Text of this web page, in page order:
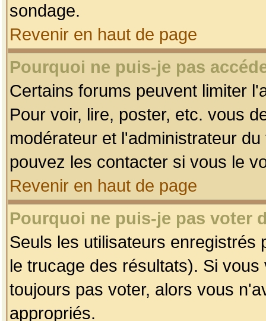
sondage.
Revenir en haut de page
Pourquoi ne puis-je pas
Certains forums peuvent limiter
Pour voir, lire, poster, etc. vous
modérateur et l'administrateur
pouvez les contacter si vous le
Revenir en haut de page
Pourquoi ne puis-je pas voter
Seuls les utilisateurs enregistrés
le trucage des résultats). Si
toujours pas voter, alors vous
appropriés.